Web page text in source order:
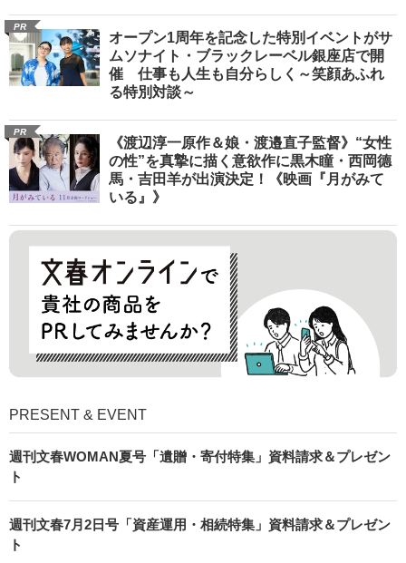
PR
オープン1周年を記念した特別イベントがサ
ムソナイト・ブラックレーベル銀座店で開
催 仕事も人生も自分らしく～笑顔あふれ
る特別対談～
PR
《渡辺淳一原作＆娘・渡邉直子監督》“女性
の性”を真摯に描く意欲作に黒木瞳・西岡德
馬・吉田羊が出演決定！《映画『月がみて
いる』》
PRESENT & EVENT
週刊文春WOMAN夏号「遺贈・寄付特集」資料請求＆プレゼン
ト
週刊文春7月2日号「資産運用・相続特集」資料請求＆プレゼン
ト